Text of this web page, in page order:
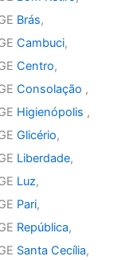
Brás,
Cambuci,
Centro,
Consolação ,
Higienópolis ,
Glicério,
Liberdade,
Luz,
Pari,
República,
Santa Cecília,